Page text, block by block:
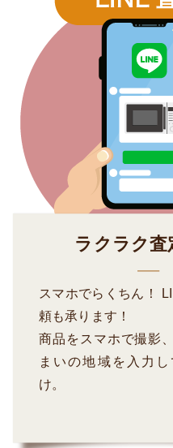
ラクラク査
スマホでらくちん！
頼も承ります！
商品をスマホで撮影
まいの地域を入力
け。